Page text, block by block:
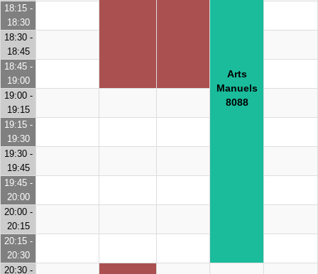
Arts
Manuels
8088
18:15 -
18:30
18:30 -
18:45
18:45 -
19:00
19:00 -
19:15
19:15 -
19:30
19:30 -
19:45
19:45 -
20:00
20:00 -
20:15
20:15 -
20:30
20:30 -